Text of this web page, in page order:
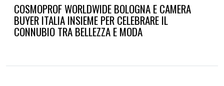
COSMOPROF WORLDWIDE BOLOGNA E CAMERA
BUYER ITALIA INSIEME PER CELEBRARE IL
CONNUBIO TRA BELLEZZA E MODA